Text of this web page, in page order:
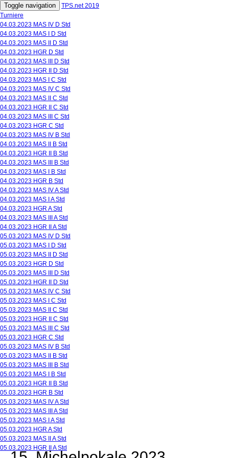
Toggle navigation
TPS.net 2019
Turniere
04.03.2023 MAS IV D Std
04.03.2023 MAS I D Std
04.03.2023 MAS II D Std
04.03.2023 HGR D Std
04.03.2023 MAS III D Std
04.03.2023 HGR II D Std
04.03.2023 MAS I C Std
04.03.2023 MAS IV C Std
04.03.2023 MAS II C Std
04.03.2023 HGR II C Std
04.03.2023 MAS III C Std
04.03.2023 HGR C Std
04.03.2023 MAS IV B Std
04.03.2023 MAS II B Std
04.03.2023 HGR II B Std
04.03.2023 MAS III B Std
04.03.2023 MAS I B Std
04.03.2023 HGR B Std
04.03.2023 MAS IV A Std
04.03.2023 MAS I A Std
04.03.2023 HGR A Std
04.03.2023 MAS III A Std
04.03.2023 HGR II A Std
05.03.2023 MAS IV D Std
05.03.2023 MAS I D Std
05.03.2023 MAS II D Std
05.03.2023 HGR D Std
05.03.2023 MAS III D Std
05.03.2023 HGR II D Std
05.03.2023 MAS IV C Std
05.03.2023 MAS I C Std
05.03.2023 MAS II C Std
05.03.2023 HGR II C Std
05.03.2023 MAS III C Std
05.03.2023 HGR C Std
05.03.2023 MAS IV B Std
05.03.2023 MAS II B Std
05.03.2023 MAS III B Std
05.03.2023 MAS I B Std
05.03.2023 HGR II B Std
05.03.2023 HGR B Std
05.03.2023 MAS IV A Std
05.03.2023 MAS III A Std
05.03.2023 MAS I A Std
05.03.2023 HGR A Std
05.03.2023 MAS II A Std
05.03.2023 HGR II A Std